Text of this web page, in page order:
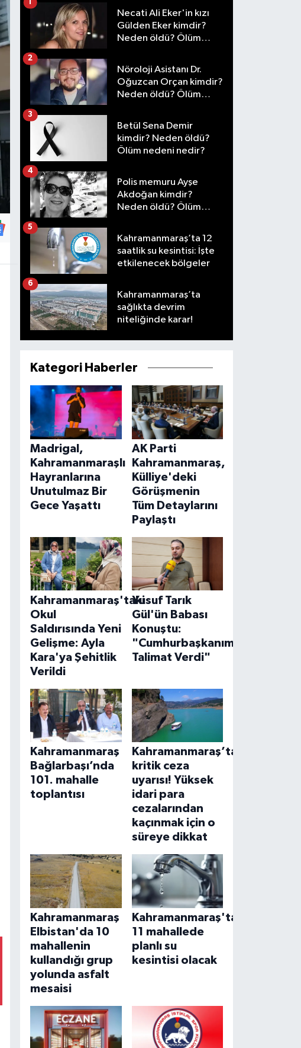
Necati Ali Eker'in kızı
Gülden Eker kimdir?
Neden öldü? Ölüm
1
Nöroloji Asistanı Dr.
Oğuzcan Orçan kimdir?
Neden öldü? Ölüm
2
Betül Sena Demir
kimdir? Neden öldü?
Ölüm nedeni nedir?
3
Polis memuru Ayşe
Akdoğan kimdir?
Neden öldü? Ölüm
4
Kahramanmaraş’ta 12
saatlik su kesintisi: İşte
etkilenecek bölgeler
5
Kahramanmaraş’ta
sağlıkta devrim
niteliğinde karar!
6
Kategori Haberler
Madrigal,
Kahramanmaraşlı
Hayranlarına
Unutulmaz Bir
Gece Yaşattı
AK Parti
Kahramanmaraş,
Külliye'deki
Görüşmenin
Tüm Detaylarını
Paylaştı
Kahramanmaraş'taki
Okul
Saldırısında Yeni
Gelişme: Ayla
Kara'ya Şehitlik
Verildi
Yusuf Tarık
Gül'ün Babası
Konuştu:
"Cumhurbaşkanımız
Talimat Verdi"
Kahramanmaraş
Bağlarbaşı’nda
101. mahalle
toplantısı
Kahramanmaraş’ta
kritik ceza
uyarısı! Yüksek
idari para
cezalarından
kaçınmak için o
süreye dikkat
Kahramanmaraş
Elbistan'da 10
mahallenin
kullandığı grup
yolunda asfalt
mesaisi
Kahramanmaraş'ta
11 mahallede
planlı su
kesintisi olacak